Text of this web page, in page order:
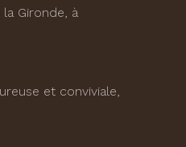
Gironde, à
et conviviale,